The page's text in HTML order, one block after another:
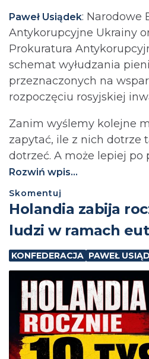
Paweł Usiądek: Narodowe
Antykorupcyjne Ukrainy
Prokuratura
schemat wyłudzania
przeznaczonych na
rozpoczęciu rosyjskiej
Zanim wyślemy kolejne
zapytać, ile z nich dotrze
dotrzeć. A może lepiej po
Rozwiń wpis...
Skomentuj
Holandia zabija
ludzi w ramach
KONFEDERACJA PAWEŁ